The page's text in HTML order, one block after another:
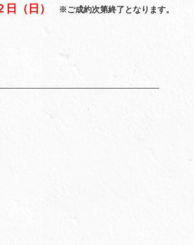
（日） ※ご成約次第終了となります。